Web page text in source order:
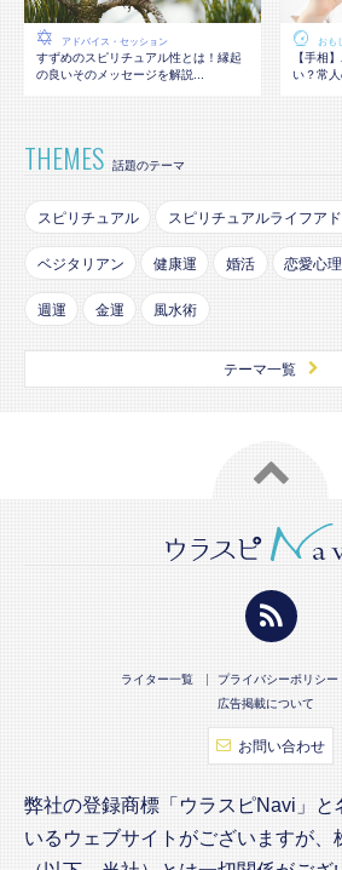
アドバイス・セッション
すずめのスピリチュアル性とは！縁起
の良いそのメッセージを解説...
おも
【手相
い？常人
THEMES 話題のテーマ
スピリチュアル スピリチュアルライフア
ベジタリアン 健康運 婚活 恋愛心
週運 金運 風水術
テーマ一覧
ライター一覧 プライバシーポリシー
広告掲載について
お問い合わせ
弊社の登録商標「ウラスピNavi」と
いるウェブサイトがございますが、